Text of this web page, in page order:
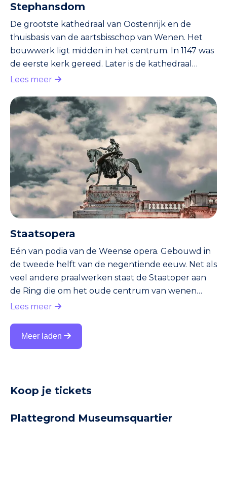
Stephansdom
De grootste kathedraal van Oostenrijk en de
thuisbasis van de aartsbisschop van Wenen. Het
bouwwerk ligt midden in het centrum. In 1147 was
de eerste kerk gereed. Later is de kathedraal
uitgebreid. 107 Meter lang, 34 meter breed. De
treden sta je bovenin de toren. Je hebt dan een
prachtig uitzicht over de stad.
Lees meer
Staatsopera
Eén van podia van de Weense opera. Gebouwd in
de tweede helft van de negentiende eeuw. Net als
veel andere praalwerken staat de Staatoper aan
de Ring die om het oude centrum van wenen
heen loopt. In de Tweede Wereldoorlog werd het
er weer fantastisch uit. Je kunt voorstellingen
bezoeken en een rondleiding krijgen.
Lees meer
Meer laden
Koop je tickets
Plattegrond Museumsquartier